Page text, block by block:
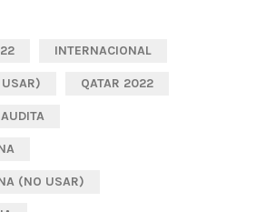
INTERNACIONAL
QATAR 2022
(NO USAR)